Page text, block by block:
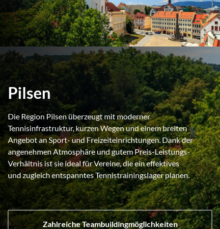
Pilsen
Die Region Pilsen überzeugt mit moderner
Tennisinfrastruktur, kurzen Wegen und einem breiten
Angebot an Sport- und Freizeiteinrichtungen. Dank der
angenehmen Atmosphäre und gutem Preis-Leistungs-
Verhältnis ist sie ideal für Vereine, die ein effektives
und zugleich entspanntes Tennistrainingslager planen.
Zahlreiche Teambuildingmöglichkeiten